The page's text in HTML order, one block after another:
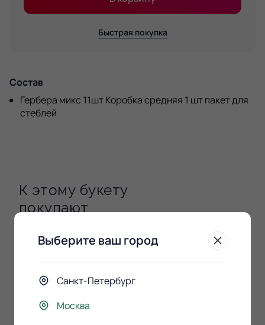
Быстрая покупка
Состав
Гербера микс 11шт Коробка средняя 1 шт пакет для
стеблей
К этому букету
покупают
Выберите ваш город
Санкт-Петербург
Москва